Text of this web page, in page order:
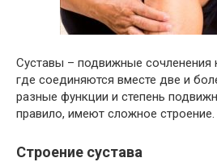
Суставы – подвижные сочленения
где соединяются вместе две и
разные функции и степень
правило, имеют сложное строение.
Строение сустава